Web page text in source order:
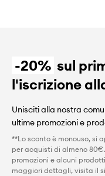
-20% sul
l'iscrizione
Unisciti alla nostra
ultime promozioni e
**Lo sconto è monouso, si
per acquisti di almeno
promozioni e alcuni
maggiori dettagli, visita il